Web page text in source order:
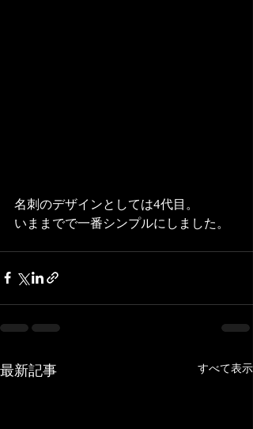
名刺のデザインとしては4代目。
いままでで一番シンプルにしました。
最新記事 すべて表示